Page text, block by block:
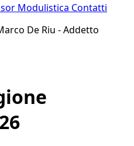
Modulistica Contatti
De Riu - Addetto